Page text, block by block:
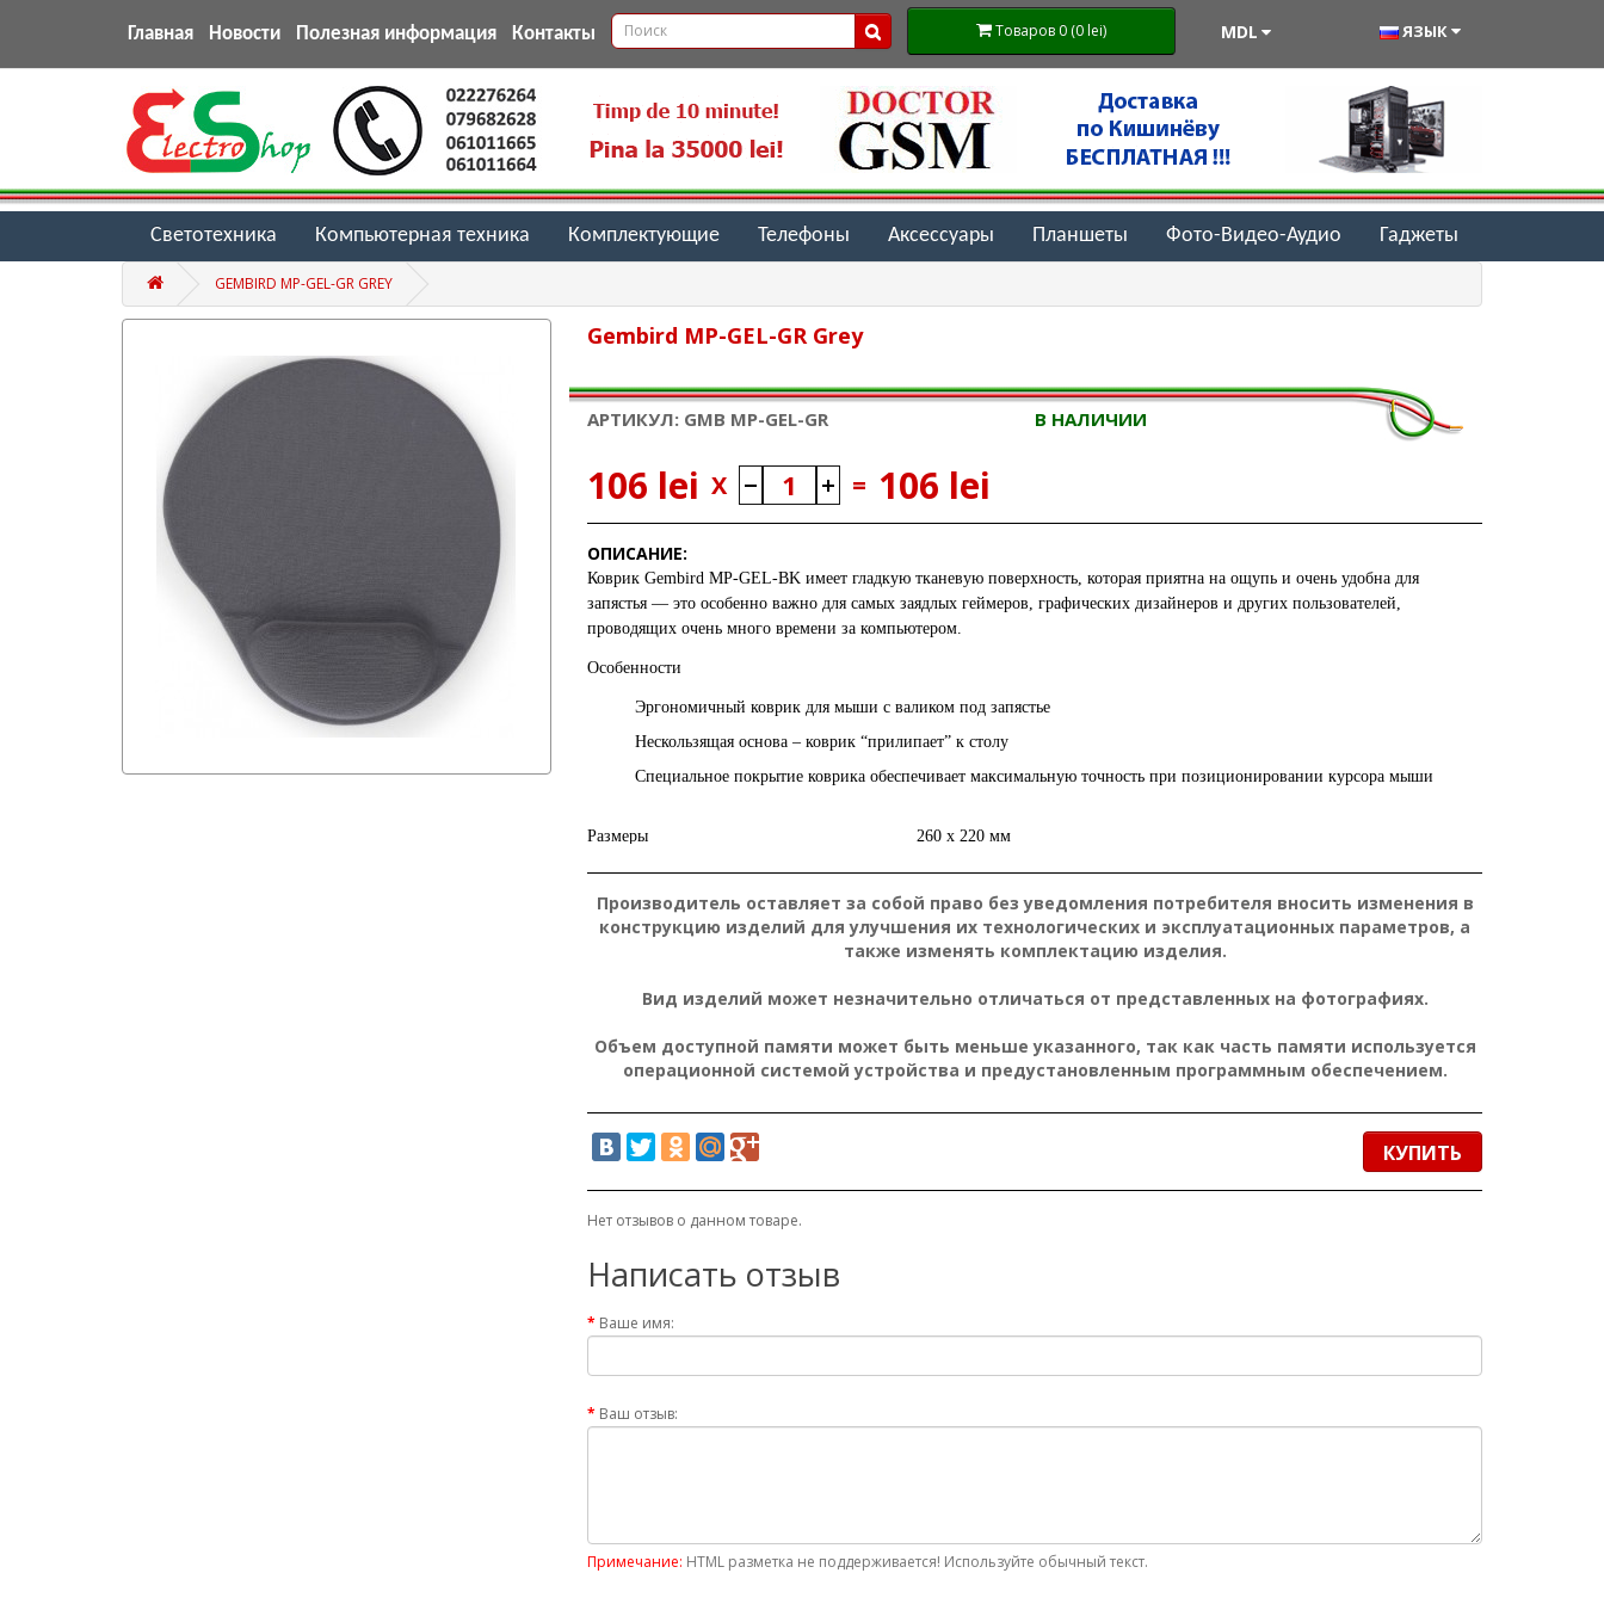
Главная Новости Полезная информация Контакты Товаров 0 (0 lei) MDL ЯЗЫК
Светотехника Компьютерная техника Комплектующие Телефоны Аксессуары Планшеты Фото-Видео-Аудио Гаджеты
GEMBIRD MP-GEL-GR GREY
Gembird MP-GEL-GR Grey
АРТИКУЛ: GMB MP-GEL-GR В НАЛИЧИИ
106 lei X = 106 lei
ОПИСАНИЕ:
Коврик Gembird MP-GEL-BK имеет гладкую тканевую поверхность, которая приятна на ощупь и очень удобна для
запястья — это особенно важно для самых заядлых геймеров, графических дизайнеров и других пользователей,
проводящих очень много времени за компьютером.
Особенности
Эргономичный коврик для мыши с валиком под запястье
Нескользящая основа – коврик “прилипает” к столу
Специальное покрытие коврика обеспечивает максимальную точность при позиционировании курсора мыши
Размеры 260 x 220 мм
Производитель оставляет за собой право без уведомления потребителя вносить изменения в
конструкцию изделий для улучшения их технологических и эксплуатационных параметров, а
также изменять комплектацию изделия.
Вид изделий может незначительно отличаться от представленных на фотографиях.
Объем доступной памяти может быть меньше указанного, так как часть памяти используется
операционной системой устройства и предустановленным программным обеспечением.
КУПИТЬ
Нет отзывов о данном товаре.
Написать отзыв
Ваше имя:
Ваш отзыв:
Примечание: HTML разметка не поддерживается! Используйте обычный текст.